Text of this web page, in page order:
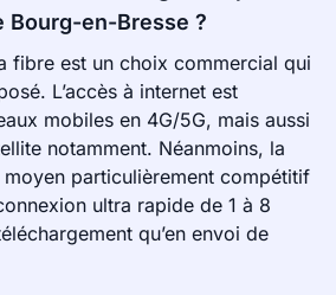
Bourg-en-Bresse ?
fibre est un choix commercial qui
L’accès à internet est
mobiles en 4G/5G, mais aussi
notamment. Néanmoins, la
particulièrement compétitif
ultra rapide de 1 à 8
qu’en envoi de